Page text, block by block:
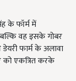
के फॉर्म में
वह इसके गोबर
फार्म के अलावा
को एकत्रित करके